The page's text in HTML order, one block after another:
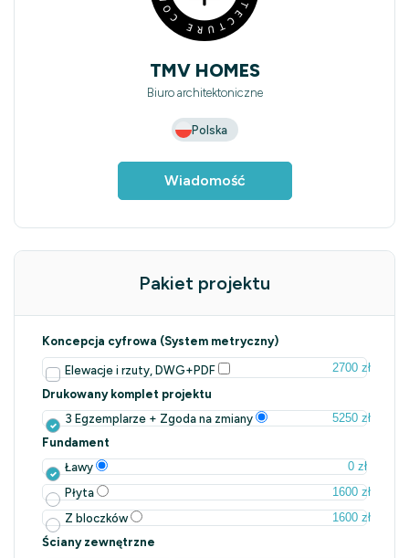
TMV HOMES
Biuro architektoniczne
Polska
Wiadomość
Pakiet projektu
Koncepcja cyfrowa (System metryczny)
Elewacje i rzuty, DWG+PDF
2700 zł
Drukowany komplet projektu
3 Egzemplarze + Zgoda na zmiany
5250 zł
Fundament
Ławy
0 zł
Płyta
1600 zł
Z bloczków
1600 zł
Ściany zewnętrzne